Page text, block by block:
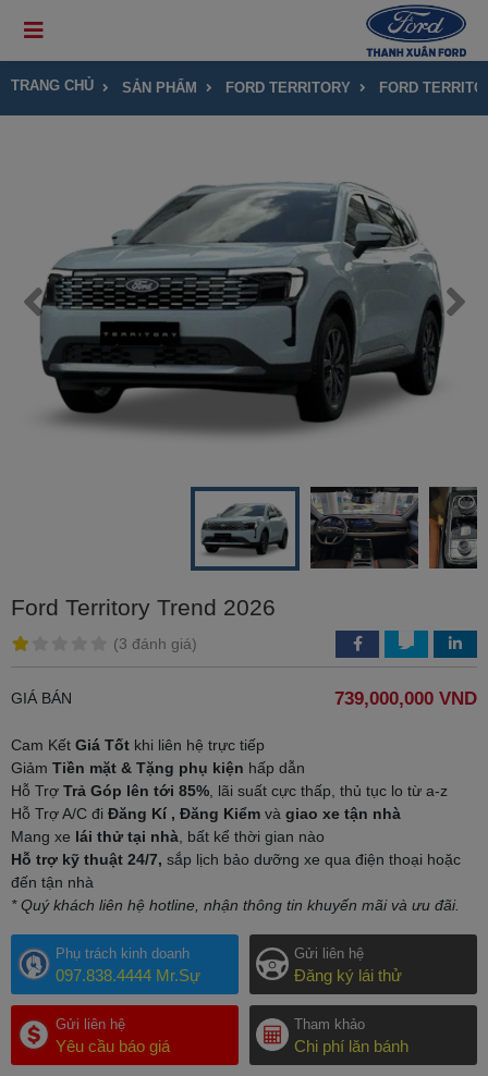
TRANG CHỦ SẢN PHẨM FORD TERRITORY FORD
Ford Territory Trend 2026
(3 đánh giá)
GIÁ BÁN 739,000,000 VND
Cam Kết Giá Tốt khi liên hệ trực tiếp
Giảm Tiền mặt & Tặng phụ kiện hấp dẫn
Hỗ Trợ Trả Góp lên tới 85% , lãi suất cực thấp, thủ tục lo từ a-z
Hỗ Trợ A/C đi Đăng Kí , Đăng Kiểm và giao xe tận nhà
Mang xe lái thử tại nhà , bất kể thời gian nào
Hỗ trợ kỹ thuật 24/7, sắp lịch bảo dưỡng xe qua điện thoại hoặc
đến tận nhà
* Quý khách liên hệ hotline, nhận thông tin khuyến mãi và ưu đãi.
Phụ trách kinh doanh
097.838.4444 Mr.Sự
Gửi liên hệ
Yêu cầu báo giá
Gửi liên hệ
Đăng ký lái thử
Tham khảo
Chi phí lăn bánh